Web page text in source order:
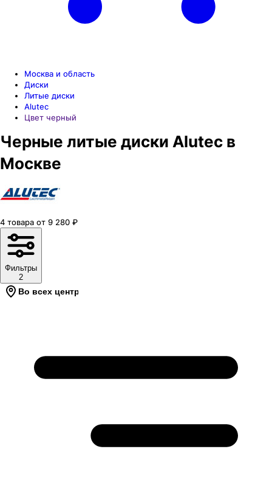
Москва и область
Диски
Литые диски
Alutec
Цвет черный
Черные литые диски Alutec в
Москве
4 товара от 9 280 ₽
Фильтры
2
Во всех центрах